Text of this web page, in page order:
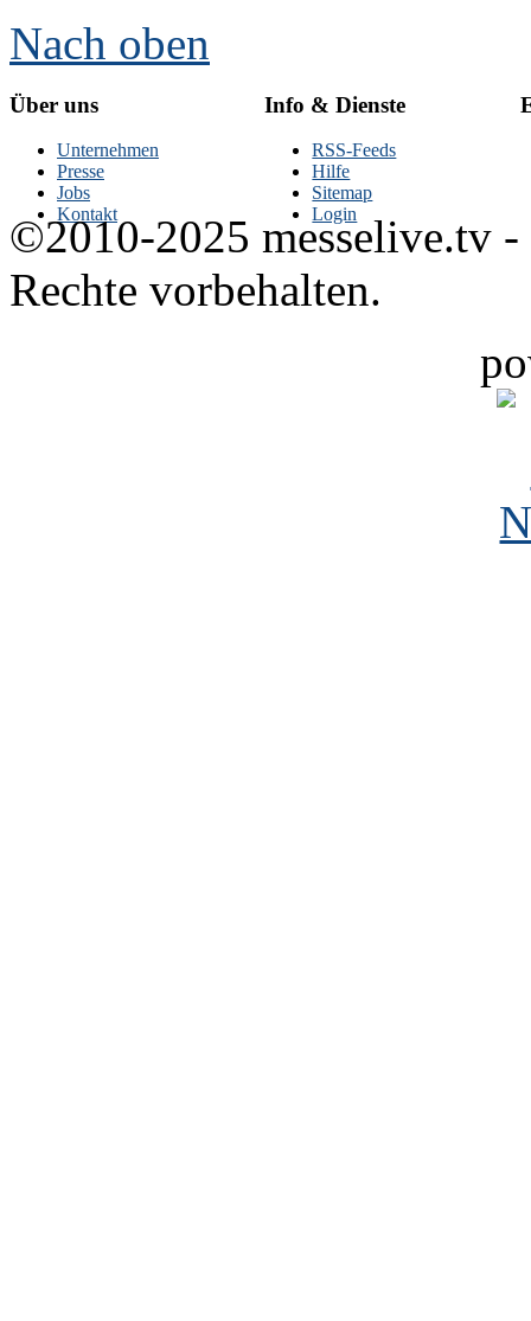
Nach oben
Über uns
Unternehmen
Presse
Jobs
Kontakt
Info & Dienste
RSS-Feeds
Hilfe
Sitemap
Login
©2010-2025 messelive.tv -
Rechte vorbehalten.